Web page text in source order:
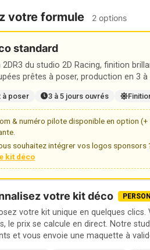
votre formule 2 options
standard
2DR3 du studio 2D Racing, finition
prêtes à poser, production en 3 à
à poser 3 à 5 jours ouvrés
& numéro pilote disponible en option (+
souhaitez intégrer vos logos sponsors
kit déco
votre kit déco
votre kit unique en quelques clics.
le prix se calcule en direct. Notre
et vous envoie une maquette à